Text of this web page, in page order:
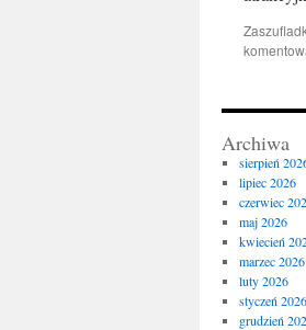
Archiwa
sierpień
lipiec 2026
czerwiec
maj 2026
kwiecień
marzec 2026
luty 2026
styczeń 2026
grudzień